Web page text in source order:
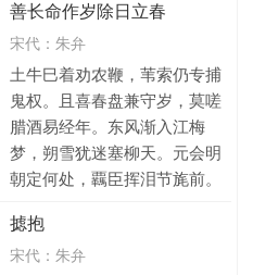
善长命作岁除日立春
宋代： 朱弁
土牛巳着劝农鞭，苇索仍专捕
鬼权。且喜春盘兼守岁，莫嗟
腊酒易经年。东风渐入江梅
梦，朔雪犹迷塞柳天。元会明
朝定何处，覊臣挥泪节旄前。
摅抱
宋代： 朱弁